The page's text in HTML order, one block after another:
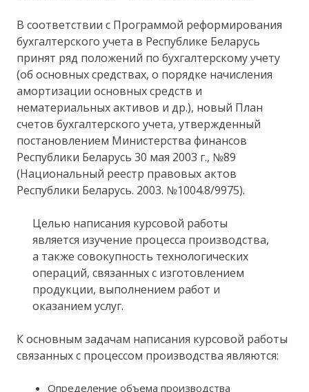
В соответствии с Программой реформирования
бухгалтерского учета в Республике Беларусь
принят ряд положений по бухгалтерскому учету
(об основных средствах, о порядке начисления
амортизации основных средств и
нематериальных активов и др.), новый План
счетов бухгалтерского учета, утвержденный
постановлением Министерства финансов
Республики Беларусь 30 мая 2003 г., №89
(Национальный реестр правовых актов
Республики Беларусь. 2003. №1004.8/9975).
Целью написания курсовой работы
является изучение процесса производства,
а также совокупность технологических
операций, связанных с изготовлением
продукции, выполнением работ и
оказанием услуг.
К основным задачам написания курсовой работы
связанных с процессом производства являются:
Определение объема производства